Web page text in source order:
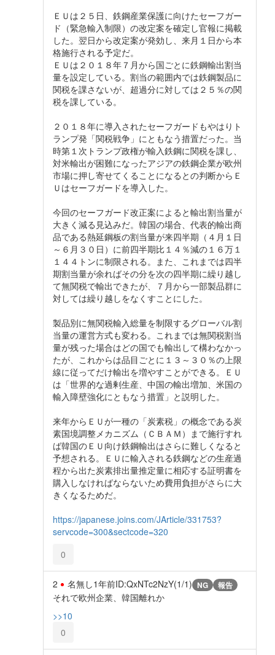
ＥＵは２５日、鉄鋼産業保護に向けたセーフガー
ド（緊急輸入制限）の改定案を確定し官報に掲載
した。翌日から改定案が発効し、来月１日から本
格施行される予定だ。
ＥＵは２０１８年７月から国ごとに鉄鋼輸出割当
量を設定している。割当の範囲内では鉄鋼製品に
関税を課さないが、超過分に対しては２５％の関
税を課している。
２０１８年に導入されたセーフガードもやはりト
ランプ発「関税戦争」にともなう措置だった。当
時第１次トランプ政権が輸入鉄鋼に関税を課し、
対米輸出が困難になったアジアの鉄鋼企業が欧州
市場に押し寄せてくることになるとの判断からＥ
Ｕはセーフガードを導入した。
今回のセーフガード改正案によると輸出割当量が
大きく減る見込みだ。韓国の場合、代表的輸出商
品である熱延鋼板の割当量が来四半期（４月１日
～６月３０日）に前四半期比１４％減の１６万１
１４４トンに制限される。また、これまでは四半
期割当量が余ればその分を次の四半期に繰り越し
て無関税で輸出できたが、７月から一部製品群に
対しては繰り越しをなくすことにした。
製品別に無関税輸入総量を制限するグローバル割
当量の運営方式も変わる。これまでは無関税割当
量が残った場合はどの国でも輸出して構わなかっ
たが、これからは品目ごとに１３～３０％の上限
線に従ってだけ輸出を増やすことができる。ＥＵ
は「世界的な過剰生産、中国の輸出増加、米国の
輸入障壁強化にともなう措置」と説明した。
来年からＥＵが一種の「炭素税」の概念である炭
素国境調整メカニズム（ＣＢＡＭ）まで施行すれ
ば韓国のＥＵ向け鉄鋼輸出はさらに難しくなると
予想される。ＥＵに輸入される鉄鋼などの生産過
程から出た炭素排出量推定量に相応する証明書を
購入しなければならないため費用負担がさらに大
きくなるためだ。
https://japanese.joins.com/JArticle/331753?
servcode=300&sectcode=320
0
2 名無し1年前ID:QxNTc2NzY(1/1) NG 報告
それで欧州企業、韓国離れか
>>10
0